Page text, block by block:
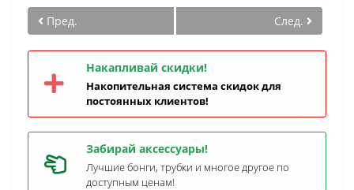
Пред. След.
Накапливай скидки!
Накопительная система скидок для
постоянных клиентов!
Забирай аксессуары!
Лучшие бонги, трубки и многое другое по
доступным ценам!